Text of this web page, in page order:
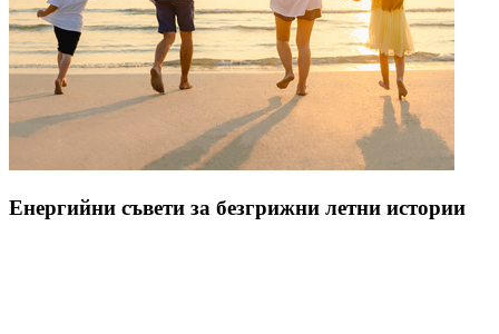
Енергийни съвети за безгрижни летни истории